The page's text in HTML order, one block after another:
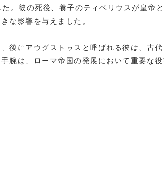
。彼の死後、養子のティベリウスが皇帝
な影響を与えました。
後にアウグストゥスと呼ばれる彼は、古
腕は、ローマ帝国の発展において重要な役